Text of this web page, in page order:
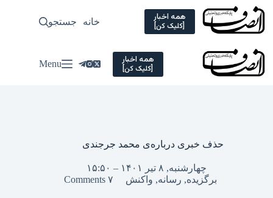
Skip
content
همه اخبار
[کلیک کن] خانه سیاسی
جستجو
همه اخبار
[کلیک کن] Menu
حذف خبری درباره‌ی محمد جرجندی
چهارشنبه, ۸ تیر ۱۴۰۱ – ۱۵:۵۰
برگزیده, رسانه, واکنش ۷ Comments